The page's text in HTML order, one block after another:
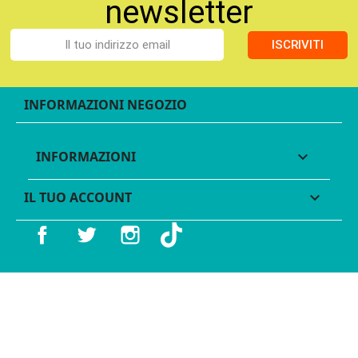
newsletter
ISCRIVITI
INFORMAZIONI NEGOZIO
INFORMAZIONI 
IL TUO ACCOUNT 
Facebook Twitter Instagram